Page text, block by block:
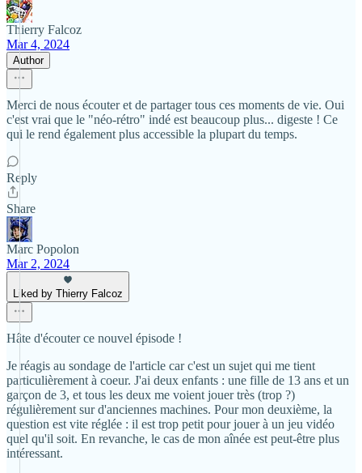
Thierry Falcoz
Mar 4, 2024
Author
Merci de nous écouter et de partager tous ces moments de vie. Oui
c'est vrai que le "néo-rétro" indé est beaucoup plus... digeste ! Ce
qui le rend également plus accessible la plupart du temps.
Reply
Share
Marc Popolon
Mar 2, 2024
Liked by Thierry Falcoz
Hâte d'écouter ce nouvel épisode !
Je réagis au sondage de l'article car c'est un sujet qui me tient
particulièrement à coeur. J'ai deux enfants : une fille de 13 ans et un
garçon de 3, et tous les deux me voient jouer très (trop ?)
régulièrement sur d'anciennes machines. Pour mon deuxième, la
question est vite réglée : il est trop petit pour jouer à un jeu vidéo
quel qu'il soit. En revanche, le cas de mon aînée est peut-être plus
intéressant.